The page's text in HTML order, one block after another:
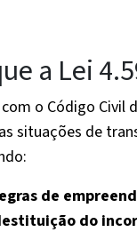
a Lei
o Código Civil
situações de
de
do